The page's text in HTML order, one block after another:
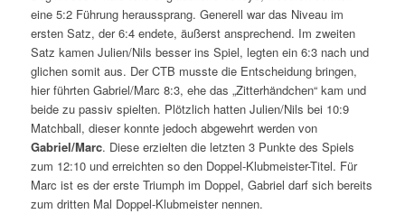
eine 5:2 Führung heraussprang. Generell war das Niveau im
ersten Satz, der 6:4 endete, äußerst ansprechend. Im zweiten
Satz kamen Julien/Nils besser ins Spiel, legten ein 6:3 nach und
glichen somit aus. Der CTB musste die Entscheidung bringen,
hier führten Gabriel/Marc 8:3, ehe das „Zitterhändchen“ kam und
beide zu passiv spielten. Plötzlich hatten Julien/Nils bei 10:9
Matchball, dieser konnte jedoch abgewehrt werden von
Gabriel/Marc. Diese erzielten die letzten 3 Punkte des Spiels
zum 12:10 und erreichten so den Doppel-Klubmeister-Titel. Für
Marc ist es der erste Triumph im Doppel, Gabriel darf sich bereits
zum dritten Mal Doppel-Klubmeister nennen.